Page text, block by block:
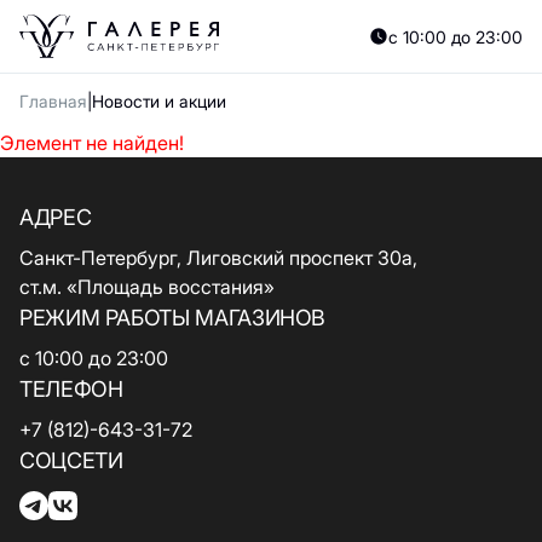
с 10:00 до 23:00
Главная Новости и акции
Элемент не найден!
АДРЕС
Санкт-Петербург, Лиговский проспект 30а,
ст.м. «Площадь восстания»
РЕЖИМ РАБОТЫ МАГАЗИНОВ
с 10:00 до 23:00
ТЕЛЕФОН
+7 (812)-643-31-72
СОЦСЕТИ